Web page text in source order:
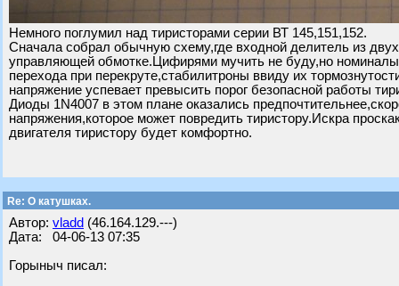
Немного поглумил над тиристорами серии ВТ 145,151,152.
Сначала собрал обычную схему,где входной делитель из
управляющей обмотке.Цифирями мучить не буду,но
перехода при перекруте,стабилитроны ввиду их
напряжение успевает превысить порог безопасной работы
Диоды 1N4007 в этом плане оказались
напряжения,которое может повредить тиристору.Искра
двигателя тиристору будет комфортно.
Re: О катушках.
Автор: vladd (46.164.129.---)
Дата: 04-06-13 07:35
Горыныч писал: